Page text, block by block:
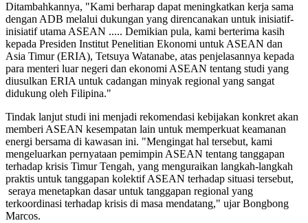
Ditambahkannya, "Kami berharap dapat meningkatkan kerja sama
dengan ADB melalui dukungan yang direncanakan untuk inisiatif-
inisiatif utama ASEAN ..... Demikian pula, kami berterima kasih
kepada Presiden Institut Penelitian Ekonomi untuk ASEAN dan
Asia Timur (ERIA), Tetsuya Watanabe, atas penjelasannya kepada
para menteri luar negeri dan ekonomi ASEAN tentang studi yang
diusulkan ERIA untuk cadangan minyak regional yang sangat
didukung oleh Filipina."
Tindak lanjut studi ini menjadi rekomendasi kebijakan konkret akan
memberi ASEAN kesempatan lain untuk memperkuat keamanan
energi bersama di kawasan ini. "Mengingat hal tersebut, kami
mengeluarkan pernyataan pemimpin ASEAN tentang tanggapan
terhadap krisis Timur Tengah, yang menguraikan langkah-langkah
praktis untuk tanggapan kolektif ASEAN terhadap situasi tersebut,
seraya menetapkan dasar untuk tanggapan regional yang
terkoordinasi terhadap krisis di masa mendatang," ujar Bongbong
Marcos.